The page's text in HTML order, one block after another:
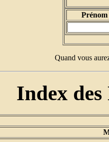
Prénom
Quand vous
Index des